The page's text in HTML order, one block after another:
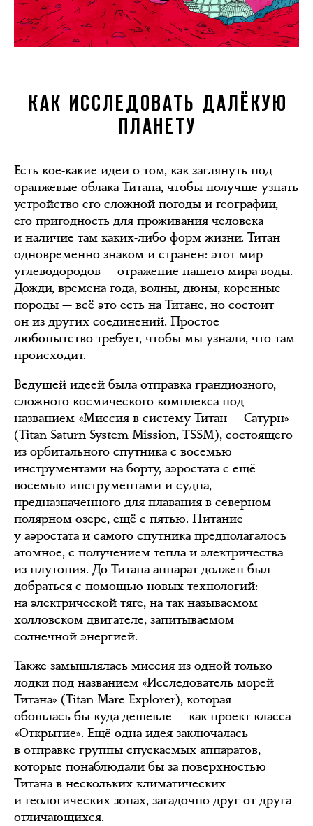
КАК ИССЛЕДОВАТЬ ДАЛЁКУЮ
ПЛАНЕТУ
Есть кое-какие идеи о том, как заглянуть под
оранжевые облака Титана, чтобы получше узнать
устройство его сложной погоды и географии,
его пригодность для проживания человека
и наличие там каких-либо форм жизни. Титан
одновременно знаком и странен: этот мир
углеводородов — отражение нашего мира воды.
Дожди, времена года, волны, дюны, коренные
породы — всё это есть на Титане, но состоит
он из других соединений. Простое
любопытство требует, чтобы мы узнали, что там
происходит.
Ведущей идеей была отправка грандиозного,
сложного космического комплекса под
названием «Миссия в систему Титан — Сатурн»
(Titan Saturn System Mission, TSSM), состоящего
из орбитального спутника с восемью
инструментами на борту, аэростата с ещё
восемью инструментами и судна,
предназначенного для плавания в северном
полярном озере, ещё с пятью. Питание
у аэростата и самого спутника предполагалось
атомное, с получением тепла и электричества
из плутония. До Титана аппарат должен был
добраться с помощью новых технологий:
на электрической тяге, на так называемом
холловском двигателе, запитываемом
солнечной энергией.
Также замышлялась миссия из одной только
лодки под названием «Исследователь морей
Титана» (Titan Mare Explorer), которая
обошлась бы куда дешевле — как проект класса
«Открытие». Ещё одна идея заключалась
в отправке группы спускаемых аппаратов,
которые понаблюдали бы за поверхностью
Титана в нескольких климатических
и геологических зонах, загадочно друг от друга
отличающихся.